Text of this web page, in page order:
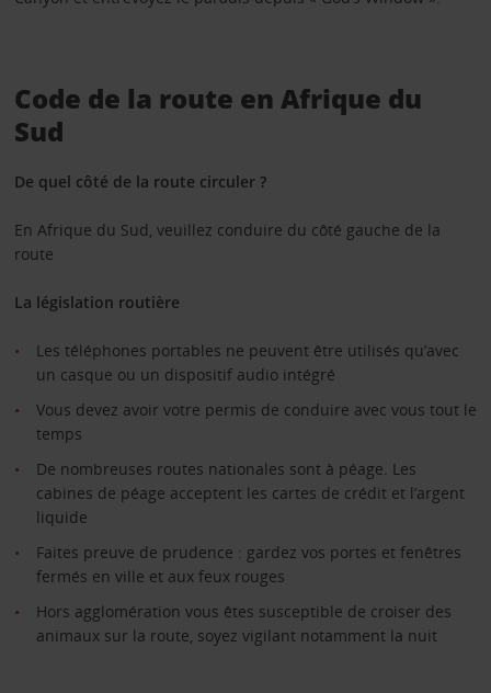
Code de la route en Afrique du
Sud
De quel côté de la route circuler ?
En Afrique du Sud, veuillez conduire du côté gauche de la
route
La législation routière
Les téléphones portables ne peuvent être utilisés qu’avec
un casque ou un dispositif audio intégré
Vous devez avoir votre permis de conduire avec vous tout le
temps
De nombreuses routes nationales sont à péage. Les
cabines de péage acceptent les cartes de crédit et l’argent
liquide
Faites preuve de prudence : gardez vos portes et fenêtres
fermés en ville et aux feux rouges
Hors agglomération vous êtes susceptible de croiser des
animaux sur la route, soyez vigilant notamment la nuit